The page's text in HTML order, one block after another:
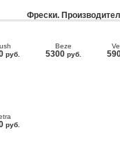
Фрески.
руб.
Beze
5300 руб.
руб.